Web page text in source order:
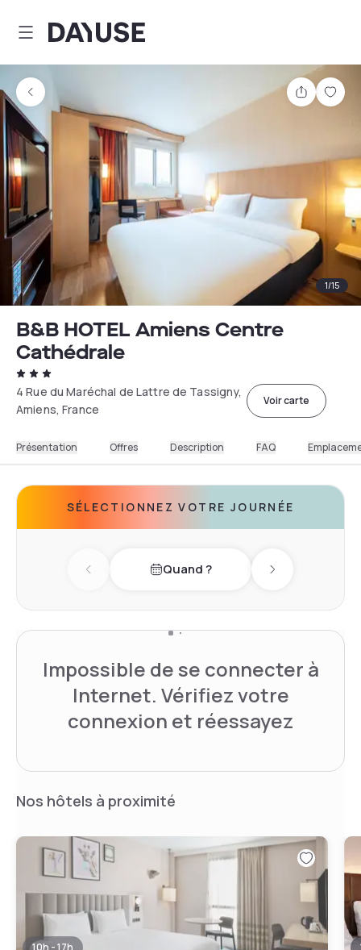
Dayuse
Partager
1/15
B&B HOTEL Amiens Centre
Cathédrale
4 Rue du Maréchal de Lattre de Tassigny,
Amiens, France
Voir carte
Présentation Offres Description FAQ
SÉLECTIONNEZ VOTRE JOURNÉE
Previous dayQuand ? Next day
Impossible de se connecter à
Internet. Vérifiez votre
connexion et réessayez
Nos hôtels à proximité
10h - 17h